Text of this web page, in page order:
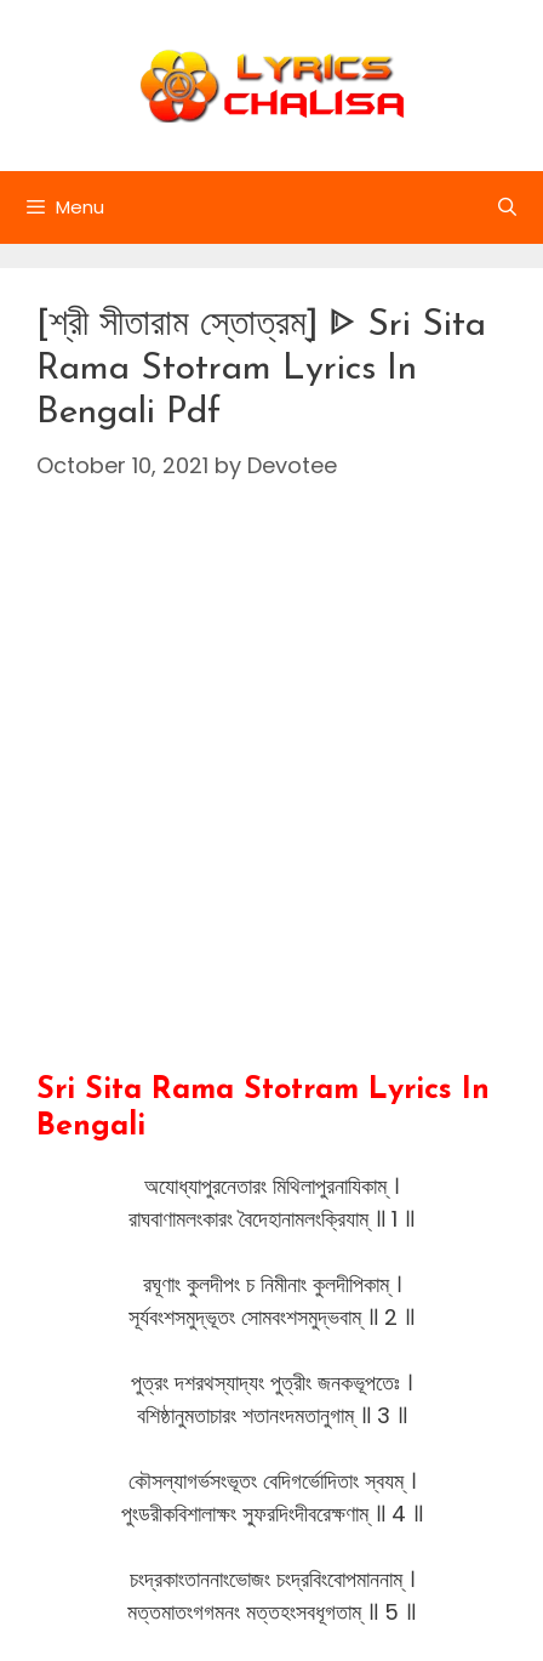
Menu
[শ্রী সীতারাম স্তোত্রম্] ᐈ Sri Sita
Rama Stotram Lyrics In
Bengali Pdf
October 10, 2021 by Devotee
Sri Sita Rama Stotram Lyrics In
Bengali
অযোধ্যাপুরনেতারং মিথিলাপুরনাযিকাম্ ।
রাঘবাণামলংকারং বৈদেহানামলংক্রিযাম্ ॥ 1 ॥
রঘূণাং কুলদীপং চ নিমীনাং কুলদীপিকাম্ ।
সূর্যবংশসমুদ্ভূতং সোমবংশসমুদ্ভবাম্ ॥ 2 ॥
পুত্রং দশরথস্যাদ্যং পুত্রীং জনকভূপতেঃ ।
বশিষ্ঠানুমতাচারং শতানংদমতানুগাম্ ॥ 3 ॥
কৌসল্যাগর্ভসংভূতং বেদিগর্ভোদিতাং স্বযম্ ।
পুংডরীকবিশালাক্ষং স্ফুরদিংদীবরেক্ষণাম্ ॥ 4 ॥
চংদ্রকাংতাননাংভোজং চংদ্রবিংবোপমাননাম্ ।
মত্তমাতংগগমনং মত্তহংসবধূগতাম্ ॥ 5 ॥